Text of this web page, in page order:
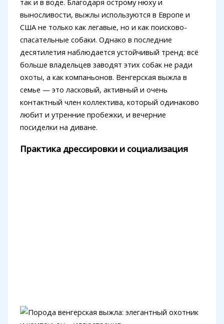
так и в воде. Благодаря острому нюху и
выносливости, выжлы используются в Европе и
США не только как легавые, но и как поисково-
спасательные собаки. Однако в последние
десятилетия наблюдается устойчивый тренд: всё
больше владельцев заводят этих собак не ради
охоты, а как компаньонов. Венгерская выжла в
семье — это ласковый, активный и очень
контактный член коллектива, который одинаково
любит и утренние пробежки, и вечерние
посиделки на диване.
Практика дрессировки и социализация